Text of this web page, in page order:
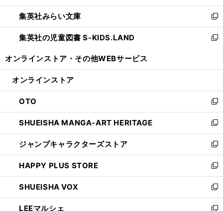
開
く
ウ
で
開
く
ン
ド
ウ
で
ウ
ィ
ン
ド
開
集英社みらい文庫
新
し
い
ン
ウ
で
開
く
集英社の児童図書 S-KIDS.LAND
新
ウ
ン
ド
ウ
で
開
く
オンラインストア・ その他WEBサービス
オンラインストア
OTO
新
し
い
ウ
ィ
ン
ド
ウ
で
開
く
SHUEISHA MANGA-ART HERITAGE
新
し
い
ウ
ィ
ン
ド
ウ
で
ジャンプキャラクターズストア
新
し
い
ウ
ィ
ン
ド
HAPPY PLUS STORE
新
し
い
ウ
SHUEISHA VOX
新
し
LEEマルシェ